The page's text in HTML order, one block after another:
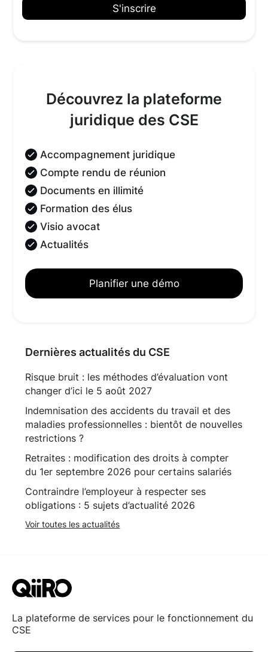
Découvrez la plateforme
juridique des CSE
Accompagnement juridique
Compte rendu de réunion
Documents en illimité
Formation des élus
Visio avocat
Actualités
Planifier une démo
Dernières actualités du CSE
Risque bruit : les méthodes d’évaluation vont
changer d’ici le 5 août 2027
Indemnisation des accidents du travail et des
maladies professionnelles : bientôt de nouvelles
restrictions ?
Retraites : modification des droits à compter
du 1er septembre 2026 pour certains salariés
Contraindre l’employeur à respecter ses
obligations : 5 sujets d’actualité 2026
Voir toutes les actualités
La plateforme de services pour le fonctionnement du
CSE